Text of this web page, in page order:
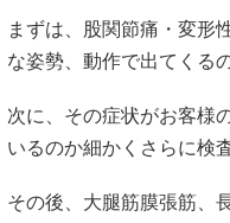
まずは、股関節痛・変形
な姿勢、動作で出てくる
次に、その症状がお客様
いるのか細かくさらに検
その後、大腿筋膜張筋、